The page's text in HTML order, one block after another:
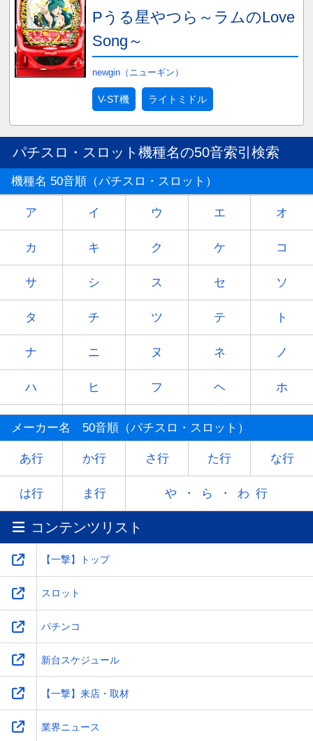
Pうる星やつら～ラムのLove
Song～
newgin（ニューギン）
V-ST機 ライトミドル
パチスロ・スロット機種名の50音索引検索
機種名 50音順（パチスロ・スロット）
ア イ ウ エ オ
カ キ ク ケ コ
サ シ ス セ ソ
タ チ ツ テ ト
ナ ニ ヌ ネ ノ
ハ ヒ フ ヘ ホ
マ ミ ム メ
ヤ - ユ - ヨ
ラ リ レ
ワ -
メーカー名 50音順（パチスロ・スロット）
あ行 か行 さ行 た行 な行
は行 ま行 や・ら・わ行
コンテンツリスト
【一撃】トップ
スロット
パチンコ
新台スケジュール
【一撃】来店・取材
業界ニュース